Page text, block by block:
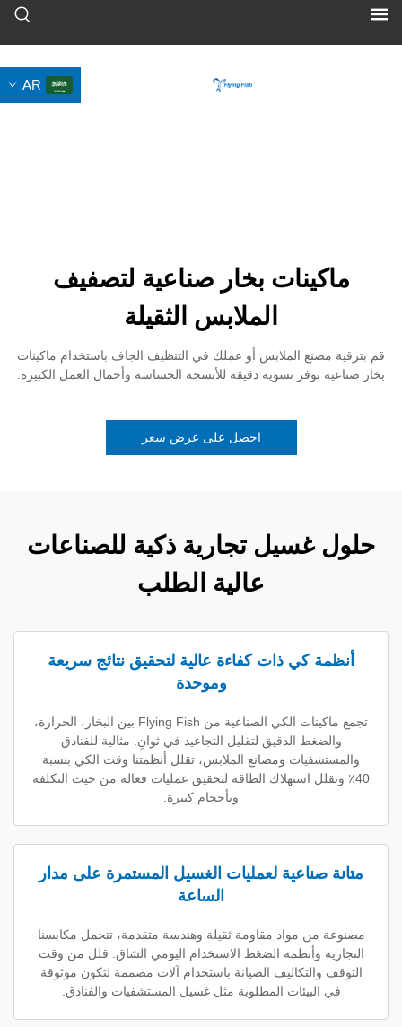
بخار صناعية لتصفيف
الملابس الثقيلة
الملابس أو عملك في التنظيف الجاف باستخدام ماكينات
تسوية دقيقة للأنسجة الحساسة وأحمال العمل الكبيرة.
احصل على عرض سعر
تجارية ذكية للصناعات
عالية الطلب
كي ذات كفاءة عالية لتحقيق نتائج سريعة
تجمع ماكينات الكي الصناعية من Flying Fish بين البخار، الحرارة،
الدقيق لتقليل التجاعيد في ثوانٍ. مثالية للفنادق
ومصانع الملابس، تقلل أنظمتنا وقت الكي بنسبة
استهلاك الطاقة لتحقيق عمليات فعالة من حيث التكلفة
لعمليات الغسيل المستمرة على مدار
مواد مقاومة ثقيلة وهندسة متقدمة، تتحمل مكابسنا
وأنظمة الضغط الاستخدام اليومي الشاق. قلل من وقت
الصيانة باستخدام آلات مصممة لتكون موثوقة
المطلوبة مثل غسيل المستشفيات والفنادق.